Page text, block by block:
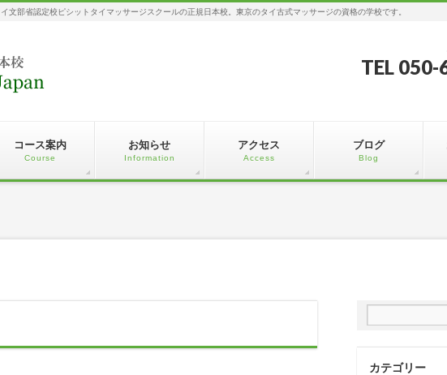
文部省認定校ピシットタイマッサージスクールの正規日本校。東京のタイ古式マッサージの資格の学校です。
TEL
コース案内
Course
お知らせ
Information
アクセス
Access
ブログ
Blog
カテゴリー